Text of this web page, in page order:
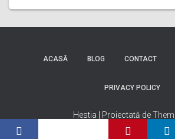
ACASĂ BLOG CONTACT
PRIVACY POLICY
Hestia | Proiectată de